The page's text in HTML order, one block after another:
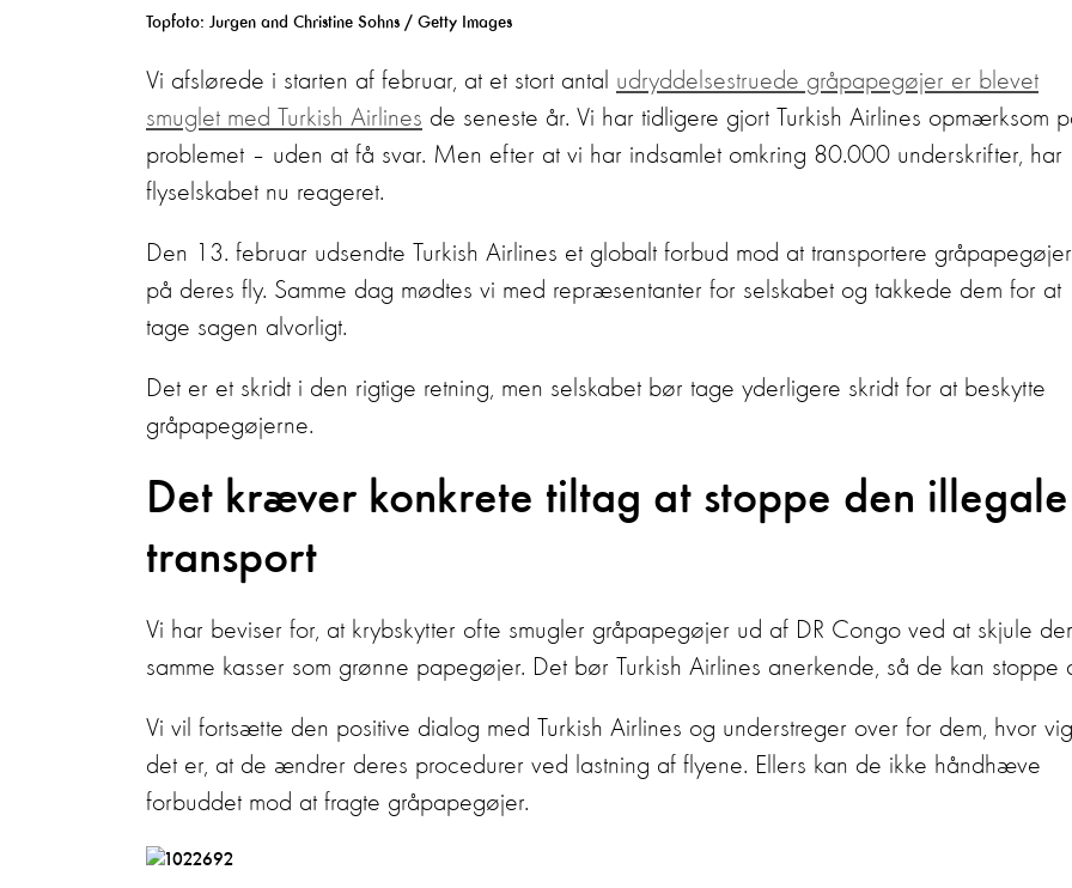
Topfoto: Jurgen and Christine Sohns / Getty Images
Vi afslørede i starten af februar, at et stort antal udryddelsestruede gråpapegøjer er blevet
smuglet med Turkish Airlines de seneste år. Vi har tidligere gjort Turkish Airlines opmærksom
problemet – uden at få svar. Men efter at vi har indsamlet omkring 80.000 underskrifter, har
flyselskabet nu reageret.
Den 13. februar udsendte Turkish Airlines et globalt forbud mod at transportere gråpapegøjer
på deres fly. Samme dag mødtes vi med repræsentanter for selskabet og takkede dem for at
tage sagen alvorligt.
Det er et skridt i den rigtige retning, men selskabet bør tage yderligere skridt for at beskytte
gråpapegøjerne.
Det kræver konkrete tiltag at stoppe den illegale
transport
Vi har beviser for, at krybskytter ofte smugler gråpapegøjer ud af DR Congo ved at skjule
samme kasser som grønne papegøjer. Det bør Turkish Airlines anerkende, så de kan stoppe
Vi vil fortsætte den positive dialog med Turkish Airlines og understreger over for dem, hvor
det er, at de ændrer deres procedurer ved lastning af flyene. Ellers kan de ikke håndhæve
forbuddet mod at fragte gråpapegøjer.